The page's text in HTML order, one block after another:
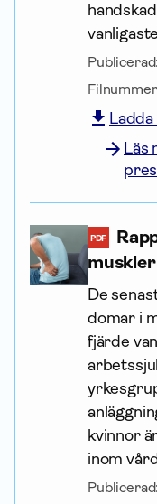
Ladda
Läs
PDF
De
domar i
fjärde
kvinnor
inom